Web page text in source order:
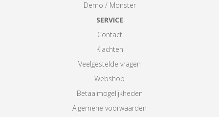
Demo / Monster
SERVICE
Contact
Klachten
Veelgestelde vragen
Webshop
Betaalmogelijkheden
Algemene voorwaarden